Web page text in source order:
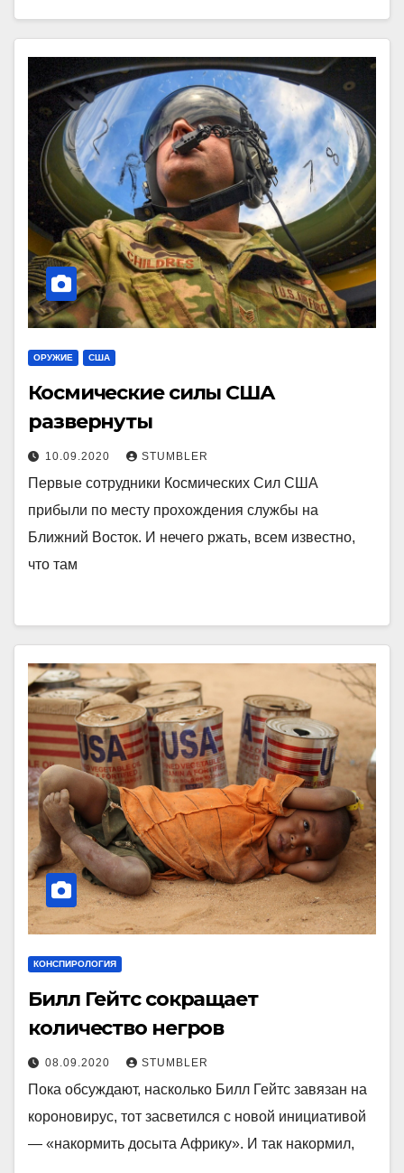
ОРУЖИЕ США
Космические силы США
развернуты
10.09.2020 STUMBLER
Первые сотрудники Космических Сил США
прибыли по месту прохождения службы на
Ближний Восток. И нечего ржать, всем известно,
что там
КОНСПИРОЛОГИЯ
Билл Гейтс сокращает
количество негров
08.09.2020 STUMBLER
Пока обсуждают, насколько Билл Гейтс завязан на
короновирус, тот засветился с новой инициативой
— «накормить досыта Африку». И так накормил,